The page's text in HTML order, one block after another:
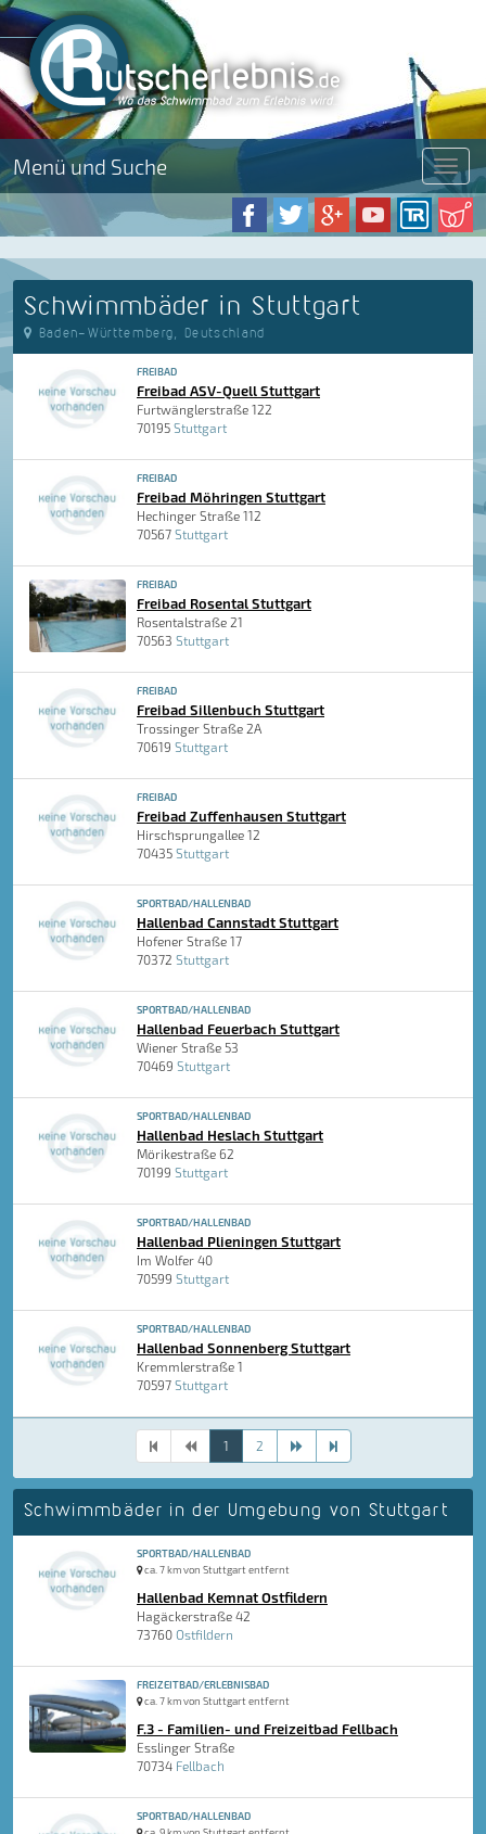
Menü und Suche Menü
Schwimmbäder in Stuttgart
Baden-Württemberg, Deutschland
FREIBAD
Freibad ASV-Quell Stuttgart
Furtwänglerstraße 122
70195 Stuttgart
FREIBAD
Freibad Möhringen Stuttgart
Hechinger Straße 112
70567 Stuttgart
FREIBAD
Freibad Rosental Stuttgart
Rosentalstraße 21
70563 Stuttgart
FREIBAD
Freibad Sillenbuch Stuttgart
Trossinger Straße 2A
70619 Stuttgart
FREIBAD
Freibad Zuffenhausen Stuttgart
Hirschsprungallee 12
70435 Stuttgart
SPORTBAD/HALLENBAD
Hallenbad Cannstadt Stuttgart
Hofener Straße 17
70372 Stuttgart
SPORTBAD/HALLENBAD
Hallenbad Feuerbach Stuttgart
Wiener Straße 53
70469 Stuttgart
SPORTBAD/HALLENBAD
Hallenbad Heslach Stuttgart
Mörikestraße 62
70199 Stuttgart
SPORTBAD/HALLENBAD
Hallenbad Plieningen Stuttgart
Im Wolfer 40
70599 Stuttgart
SPORTBAD/HALLENBAD
Hallenbad Sonnenberg Stuttgart
Kremmlerstraße 1
70597 Stuttgart
1 2
Schwimmbäder in der Umgebung von Stuttgart
SPORTBAD/HALLENBAD
ca. 7 km von Stuttgart entfernt
Hallenbad Kemnat Ostfildern
Hagäckerstraße 42
73760 Ostfildern
FREIZEITBAD/ERLEBNISBAD
ca. 7 km von Stuttgart entfernt
F.3 - Familien- und Freizeitbad Fellbach
Esslinger Straße
70734 Fellbach
SPORTBAD/HALLENBAD